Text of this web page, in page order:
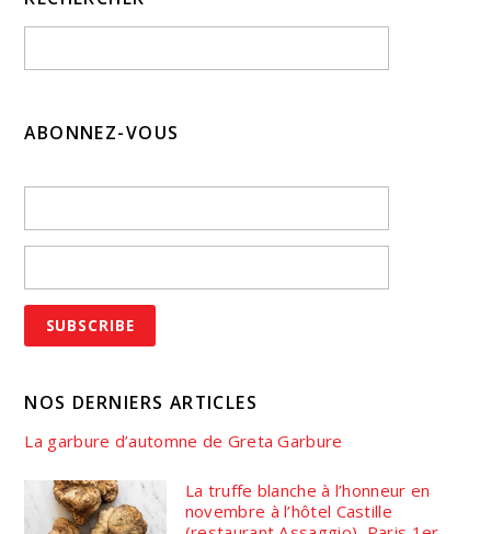
ABONNEZ-VOUS
NOS DERNIERS ARTICLES
La garbure d’automne de Greta Garbure
La truffe blanche à l’honneur en
novembre à l’hôtel Castille